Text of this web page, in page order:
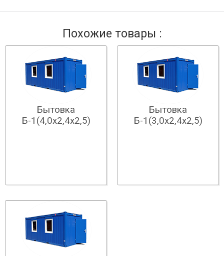
Похожие товары :
Бытовка
Б-1(4,0х2,4х2,5)
Бытовка
Б-1(3,0х2,4х2,5)